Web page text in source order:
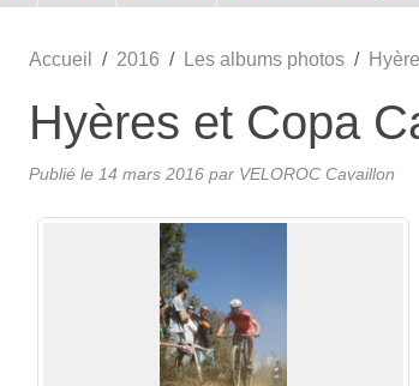
Accueil 2016 Les albums photos
Hyères et Copa
Publié le 14 mars 2016 par VELOROC Cavaillon